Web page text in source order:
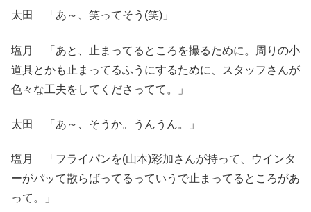
太田 「あ～、笑ってそう(笑)」
塩月 「あと、止まってるところを撮るために。周りの小
道具とかも止まってるふうにするために、スタッフさんが
色々な工夫をしてくださってて。」
太田 「あ～、そうか。うんうん。」
塩月 「フライパンを(山本)彩加さんが持って、ウインタ
ーがパッて散らばってるっていうで止まってるところがあ
って。」